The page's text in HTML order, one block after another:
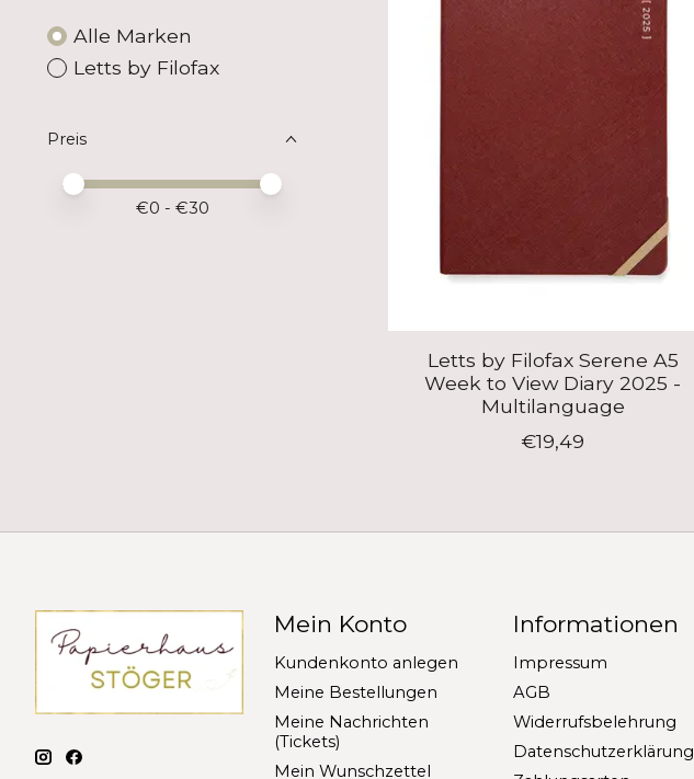
Alle Marken
Letts by Filofax
Preis
Preis – Mindestwert
Price maximum value
€0 - €30
Letts by Filofax Serene A5
Week to View Diary 2025 -
Multilanguage
€19,49
Mein Konto
Kundenkonto anlegen
Meine Bestellungen
Meine Nachrichten
(Tickets)
Mein Wunschzettel
Informationen
Impressum
AGB
Widerrufsbelehrung
Datenschutzerklärung